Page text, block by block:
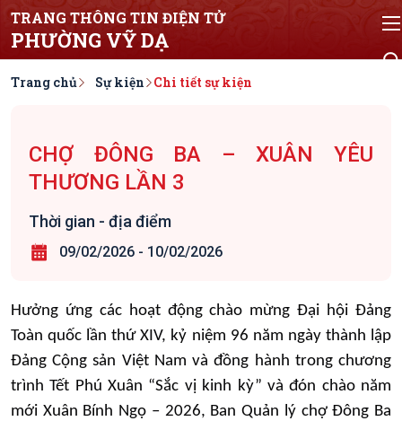
TRANG THÔNG TIN ĐIỆN TỬ
PHƯỜNG VỸ DẠ
Trang chủ Sự kiện Chi tiết sự kiện
CHỢ ĐÔNG BA – XUÂN YÊU
THƯƠNG LẦN 3
Thời gian - địa điểm
09/02/2026 - 10/02/2026
Hưởng ứng các hoạt động chào mừng Đại hội Đảng
Toàn quốc lần thứ XIV, kỷ niệm 96 năm ngày thành lập
Đảng Cộng sản Việt Nam và đồng hành trong chương
trình Tết Phú Xuân “Sắc vị kinh kỳ” và đón chào năm
mới Xuân Bính Ngọ – 2026, Ban Quản lý chợ Đông Ba